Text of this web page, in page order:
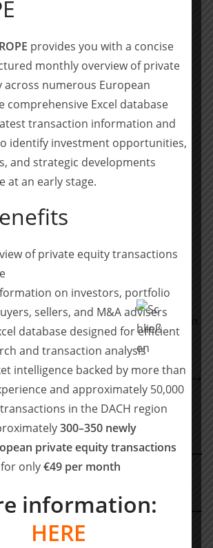
AG
Transparenz
Transaktion (Corporate
und Turnaround. Mit über 45
vier Standorten in Deutschland
umsetzungs- und erfolgsorientiert.
eine individuelle Beratungsleistung
Kunden zu generieren.
berät Axel Springer bei Verkauf von
Inflexion
3,5 Millionen Euro Finanzierung,
im Verpackungsbereich
voranzutreiben
provides you with a concise
monthly overview of private
across numerous European
comprehensive Excel database
transaction information and
identify investment opportunities,
and strategic developments
at an early stage.
of private equity transactions
on investors, portfolio
sellers, and M&A advisers
database designed for efficient
and transaction analysis
intelligence backed by more than
and approximately 50,000
in the DACH region
300–350 newly
private equity transactions
for only€49 per month
information:
HERE